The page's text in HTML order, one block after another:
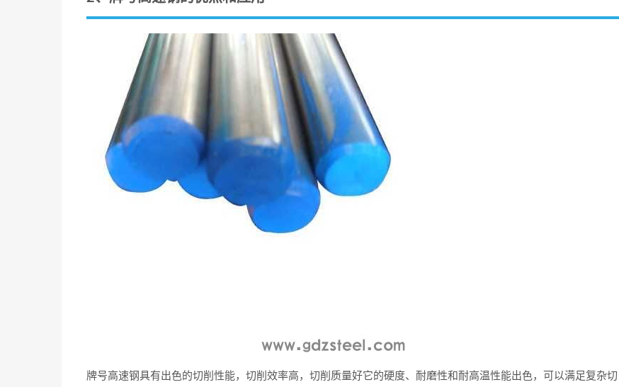
牌号高速钢具有出色的切削性能，切削效率高，切削质量好它的硬度、耐磨性和耐高温性能出色，可以满足复杂切